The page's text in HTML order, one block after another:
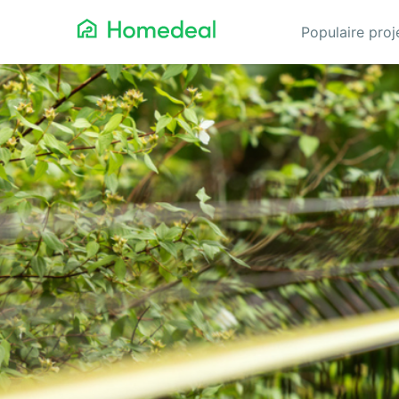
Populaire
Aannemer
Airco
Alarmsystemen
Architect
Asbest
Bestrating
Cv-ketels